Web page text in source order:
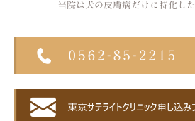
当院は犬の皮膚病だけに特化した